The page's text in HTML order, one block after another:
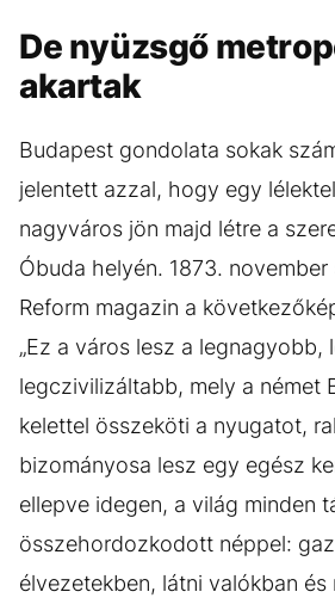
De nyüzsgő
akartak
Budapest gondolata sokak
jelentett azzal, hogy egy
nagyváros jön majd létre a
Óbuda helyén. 1873.
Reform magazin a
„Ez a város lesz a legnagyobb,
legczivilizáltabb, mely a német
kelettel összeköti a nyugatot,
bizományosa lesz egy egész
ellepve idegen, a világ minden
összehordozkodott néppel:
élvezetekben, látni valókban és